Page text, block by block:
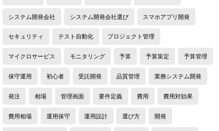
システム開発会社 システム開発会社選び スマホアプリ開発
セキュリティ テスト自動化 プロジェクト管理
マイクロサービス モニタリング 予算 予算策定 予算管理
保守運用 初心者 受託開発 品質管理 業務システム開発
発注 相場 管理画面 要件定義 費用 費用対効果
費用相場 運用保守 運用設計 選び方 開発